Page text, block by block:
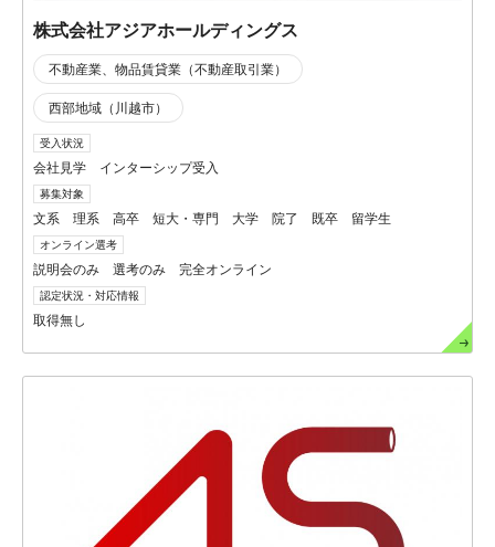
株式会社アジアホールディングス
不動産業、物品賃貸業（不動産取引業）
西部地域（川越市）
受入状況
会社見学 インターシップ受入
募集対象
文系 理系 高卒 短大・専門 大学 院了 既卒 留学生
オンライン選考
説明会のみ 選考のみ 完全オンライン
認定状況・対応情報
取得無し